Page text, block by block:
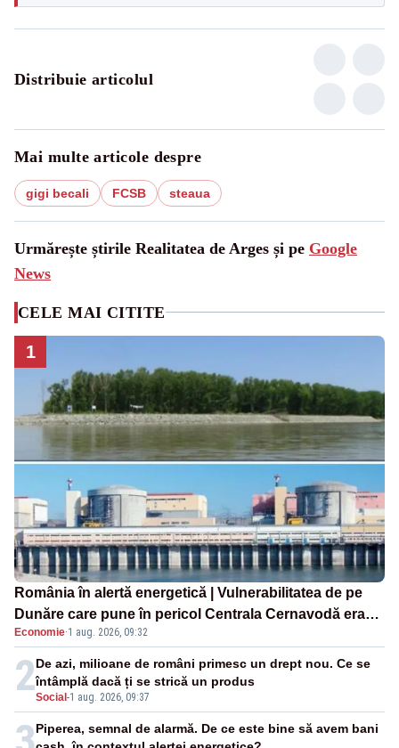
Distribuie articolul
Mai multe articole despre
gigi becali FCSB steaua
Urmărește știrile Realitatea de Arges și pe Google
News
CELE MAI CITITE
1
România în alertă energetică | Vulnerabilitatea de pe
Dunăre care pune în pericol Centrala Cernavodă era
cunoscută de pe vremea lui Ceaușescu
Economie·1 aug. 2026, 09:32
2Social -1 aug. 2026, 09:37
De azi, milioane de români primesc un drept nou. Ce se
întâmplă dacă ți se strică un produs
Piperea, semnal de alarmă. De ce este bine să avem bani